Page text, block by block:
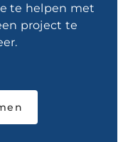
te helpen met
project te